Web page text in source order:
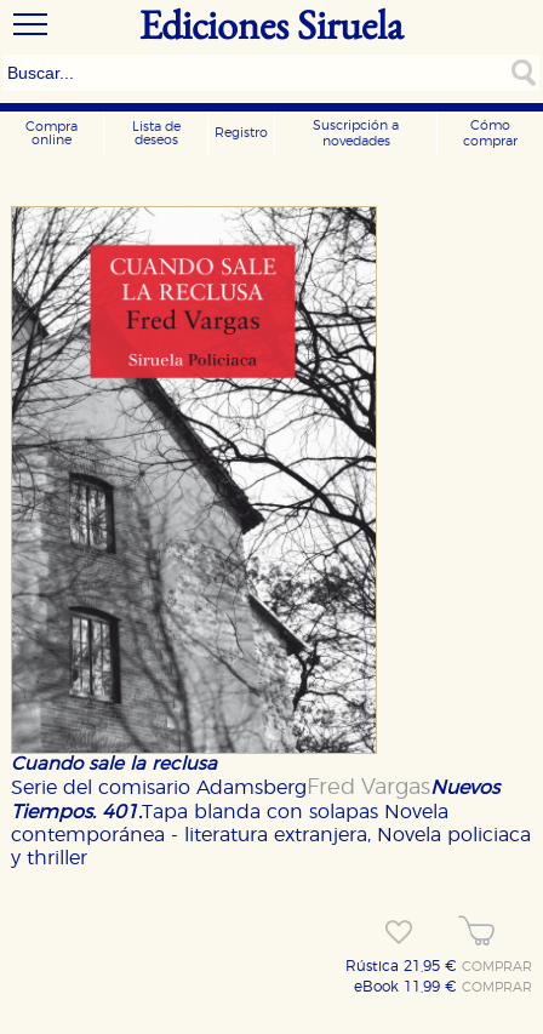
Ediciones Siruela
Compra
online
Lista de
deseos
Registro
Suscripción a
novedades
Cómo
comprar
Cuando sale la reclusa
Serie del comisario Adamsberg Fred VargasNuevos
Tiempos. 401.Tapa blanda con solapas Novela
contemporánea - literatura extranjera, Novela policiaca
y thriller
Rústica 21,95 €COMPRAR
eBook 11,99 €COMPRAR